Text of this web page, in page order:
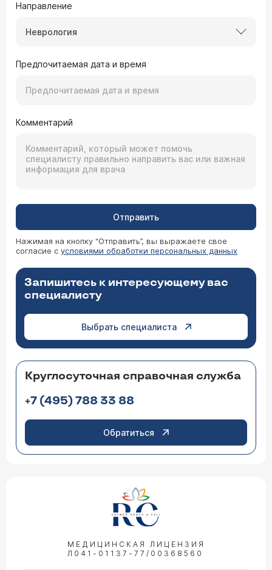
Направление
Неврология
Предпочитаемая дата и время
Комментарий
Отправить
Нажимая на кнопку “Отправить”, вы выражаете свое
согласие с условиями обработки персональных данных
Запишитесь к интересующему вас
специалисту
Выбрать специалиста
Круглосуточная справочная служба
+7 (495) 788 33 88
Обратиться
МЕДИЦИНСКАЯ ЛИЦЕНЗИЯ
Л041-01137-77/00368560